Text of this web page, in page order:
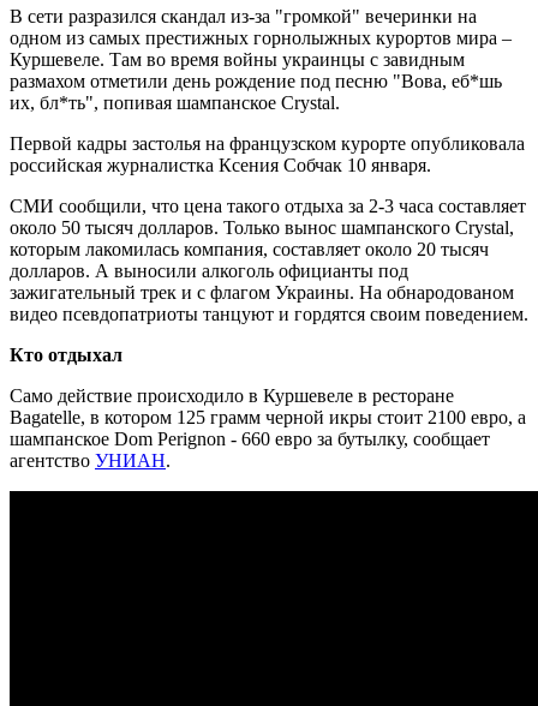
В сети разразился скандал из-за "громкой" вечеринки на
одном из самых престижных горнолыжных курортов мира –
Куршевеле. Там во время войны украинцы с завидным
размахом отметили день рождение под песню "Вова, еб*шь
их, бл*ть", попивая шампанское Crystal.
Первой кадры застолья на французском курорте опубликовала
российская журналистка Ксения Собчак 10 января.
СМИ сообщили, что цена такого отдыха за 2-3 часа составляет
около 50 тысяч долларов. Только вынос шампанского Crystal,
которым лакомилась компания, составляет около 20 тысяч
долларов. А выносили алкоголь официанты под
зажигательный трек и с флагом Украины. На обнародованом
видео псевдопатриоты танцуют и гордятся своим поведением.
Кто отдыхал
Само действие происходило в Куршевеле в ресторане
Bagatelle, в котором 125 грамм черной икры стоит 2100 евро, а
шампанское Dom Perignon - 660 евро за бутылку, сообщает
агентство УНИАН.